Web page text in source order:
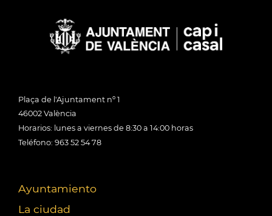
Plaça de l'Ajuntament nº 1
46002 València
Horarios: lunes a viernes de 8:30 a 14:00 horas
Teléfono: 963 52 54 78
Ayuntamiento
La ciudad